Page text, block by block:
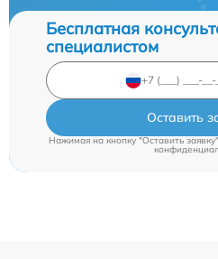
Бесплатная
специалистом
Оставить
Нажимая на кнопку "Оставить